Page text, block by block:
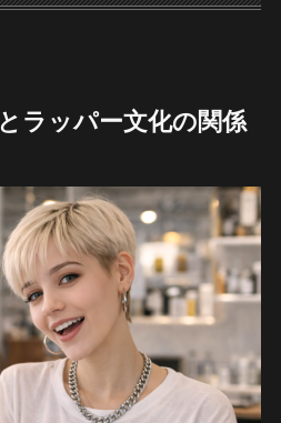
ラッパー文化の関係